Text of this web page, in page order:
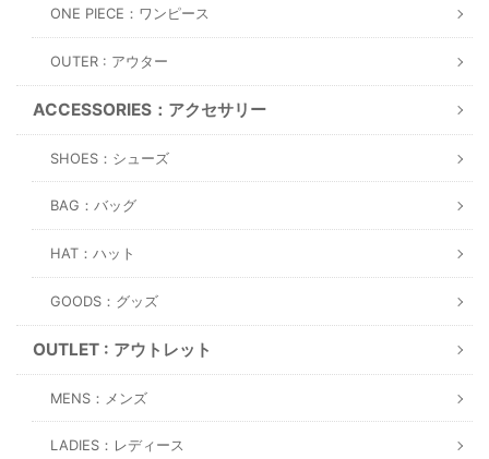
ONE PIECE：ワンピース
OUTER : アウター
ACCESSORIES：アクセサリー
SHOES：シューズ
BAG：バッグ
HAT：ハット
GOODS：グッズ
OUTLET : アウトレット
MENS：メンズ
LADIES：レディース